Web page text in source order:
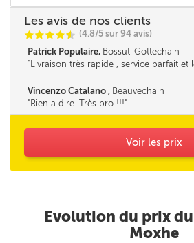
Les avis de nos clients
CCCCi
@ (4.8/5 sur 94 avis)
Patrick Populaire, Bossut-Gottechain
Livraison très rapide , service parfait et
c'est le prix bas d'une bonne central
recommander . Merci ***
Vincenzo Catalano , Beauvechain
Rien a dire. Très pro !!!
Voir les prix
Evolution du prix
Moxhe